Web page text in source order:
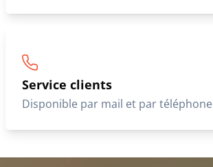
Service clients
Disponible par mail et par téléphone